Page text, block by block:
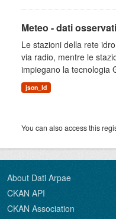
Meteo - dati osservati
Le stazioni della rete
via radio, mentre le
impiegano la tecnologia
json_ld
You can also access this
About Dati Arpae
CKAN API
CKAN Association